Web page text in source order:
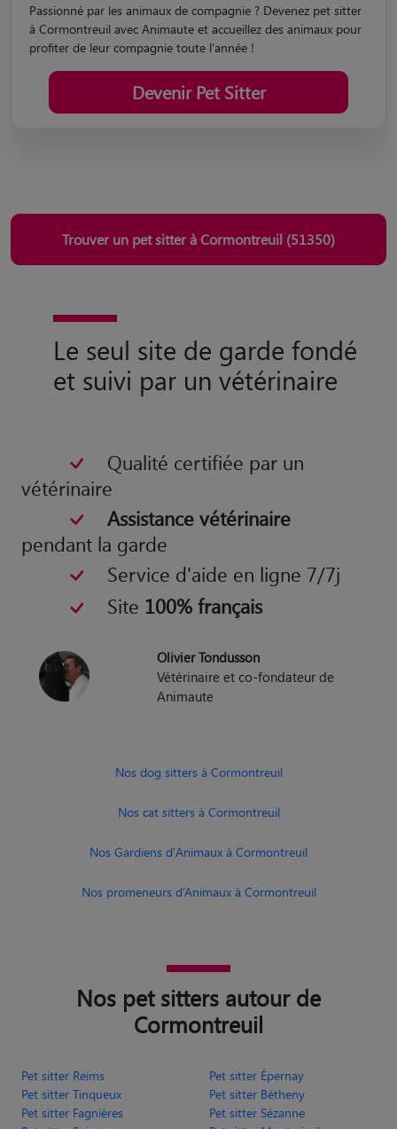
Passionné par les animaux de compagnie ? Devenez pet sitter
à Cormontreuil avec Animaute et accueillez des animaux pour
profiter de leur compagnie toute l'année !
Devenir Pet Sitter
Trouver un pet sitter à Cormontreuil (51350)
Le seul site de garde fondé
et suivi par un vétérinaire
Qualité certifiée par un
vétérinaire
Assistance vétérinaire
pendant la garde
Service d'aide en ligne 7/7j
Site 100% français
Olivier Tondusson
Vétérinaire et co-fondateur de
Animaute
Nos dog sitters à Cormontreuil
Nos cat sitters à Cormontreuil
Nos Gardiens d'Animaux à Cormontreuil
Nos promeneurs d’Animaux à Cormontreuil
Nos pet sitters autour de
Cormontreuil
Pet sitter Reims
Pet sitter Épernay
Pet sitter Tinqueux
Pet sitter Bétheny
Pet sitter Fagnières
Pet sitter Sézanne